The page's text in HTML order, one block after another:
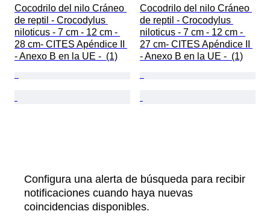
Cocodrilo del nilo Cráneo
de reptil - Crocodylus
niloticus - 7 cm - 12 cm -
28 cm- CITES Apéndice II
- Anexo B en la UE -  (1)
Cocodrilo del nilo Cráneo
de reptil - Crocodylus
niloticus - 7 cm - 12 cm -
27 cm- CITES Apéndice II
- Anexo B en la UE -  (1)
Configura una alerta de búsqueda para recibir
notificaciones cuando haya nuevas
coincidencias disponibles.